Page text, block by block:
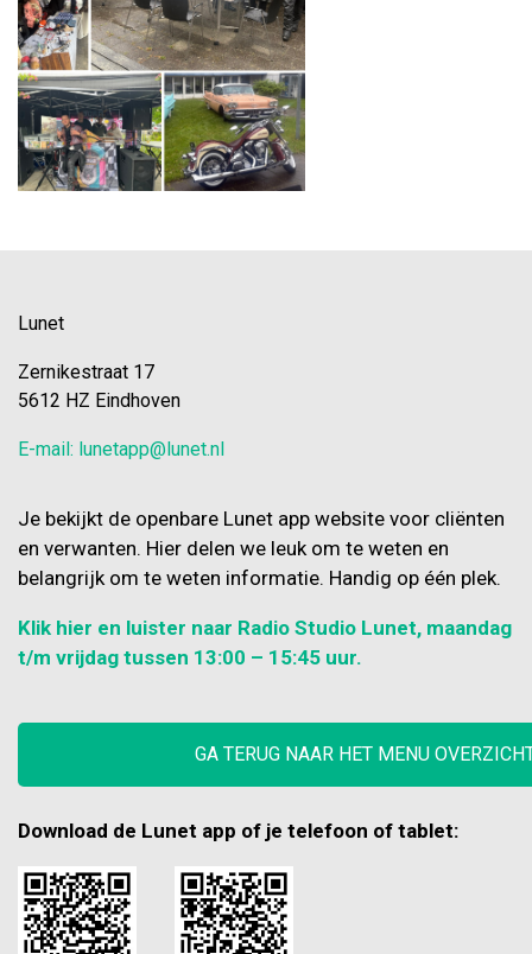
Lunet
Zernikestraat 17
5612 HZ Eindhoven
E-mail: lunetapp@lunet.nl
Je bekijkt de openbare Lunet app website voor cliënten
en verwanten. Hier delen we leuk om te weten en
belangrijk om te weten informatie. Handig op één plek.
Klik hier en luister naar Radio Studio Lunet, maandag
t/m vrijdag tussen 13:00 – 15:45 uur.
GA TERUG NAAR HET MENU
Download de Lunet app of je telefoon of tablet: